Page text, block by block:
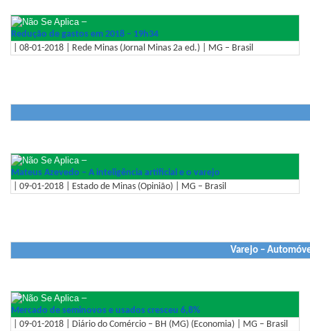
–
Redução de gastos em 2018 – 19h34
| 08-01-2018 | Rede Minas (Jornal Minas 2a ed.) | MG – Brasil
–
Mateus Azevedo – A inteligência artificial e o varejo
| 09-01-2018 | Estado de Minas (Opinião) | MG – Brasil
Varejo –
–
Mercado de seminovos e usados cresceu 6,8%
| 09-01-2018 | Diário do Comércio – BH (MG) (Economia) | MG – Brasil